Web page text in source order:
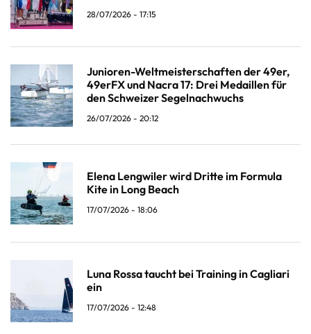
28/07/2026 - 17:15
Junioren-Weltmeisterschaften der 49er,
49erFX und Nacra 17: Drei Medaillen für
den Schweizer Segelnachwuchs
26/07/2026 - 20:12
Elena Lengwiler wird Dritte im Formula
Kite in Long Beach
17/07/2026 - 18:06
Luna Rossa taucht bei Training in Cagliari
ein
17/07/2026 - 12:48